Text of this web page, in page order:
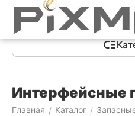
Интерфейсные
Главная / Каталог /
Меню Найти